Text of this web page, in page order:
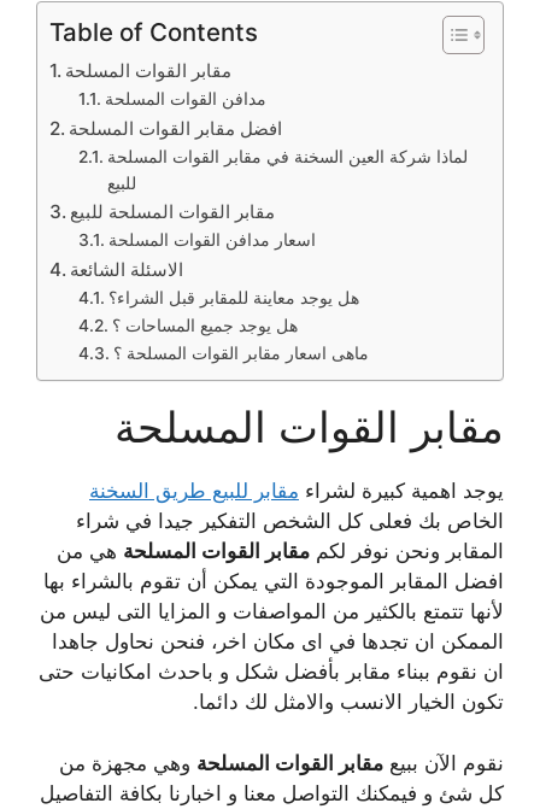
Table of Contents
مقابر القوات المسلحة
مدافن القوات المسلحة
افضل مقابر القوات المسلحة
لماذا شركة العين السخنة في مقابر القوات المسلحة
للبيع
اسعار مدافن القوات المسلحة
الاسئلة الشائعة
هل يوجد معاينة للمقابر قبل الشراء؟
هل يوجد جميع المساحات ؟
ماهى اسعار مقابر القوات المسلحة ؟
مقابر القوات المسلحة
يوجد اهمية كبيرة لشراء مقابر للبيع طريق السخنة
الخاص بك فعلى كل الشخص التفكير جيدا في شراء
المقابر ونحن نوفر لكم مقابر القوات المسلحة هي من
افضل المقابر الموجودة التي يمكن أن تقوم بالشراء بها
لأنها تتمتع بالكثير من المواصفات و المزايا التى ليس من
الممكن ان تجدها في اى مكان اخر، فنحن نحاول جاهدا
ان نقوم ببناء مقابر بأفضل شكل و باحدث امكانيات حتى
تكون الخيار الانسب والامثل لك دائما.
نقوم الآن ببيع مقابر القوات المسلحة وهي مجهزة من
كل شئ و فيمكنك التواصل معنا و اخبارنا بكافة التفاصيل